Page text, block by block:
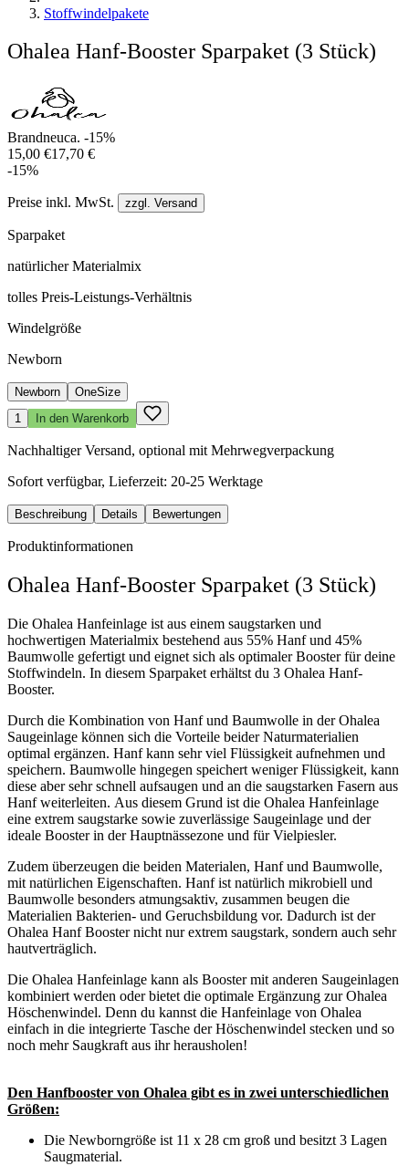
Stoffwindelpakete
Ohalea Hanf-Booster Sparpaket (3 Stück)
Brandneuca. -15%
15,00 €17,70 €
-15%
Preise inkl. MwSt. zzgl. Versand
Sparpaket
natürlicher Materialmix
tolles Preis-Leistungs-Verhältnis
Windelgröße
Newborn
Newborn
OneSize
1
In den Warenkorb
Nachhaltiger Versand, optional mit Mehrwegverpackung
Sofort verfügbar, Lieferzeit: 20-25 Werktage
Beschreibung Details Bewertungen
Produktinformationen
Ohalea Hanf-Booster Sparpaket (3 Stück)
Die Ohalea Hanfeinlage ist aus einem saugstarken und
hochwertigen Materialmix bestehend aus 55% Hanf und 45%
Baumwolle gefertigt und eignet sich als optimaler Booster für deine
Stoffwindeln. In diesem Sparpaket erhältst du 3 Ohalea Hanf-
Booster.
Durch die Kombination von Hanf und Baumwolle in der Ohalea
Saugeinlage können sich die Vorteile beider Naturmaterialien
optimal ergänzen. Hanf kann sehr viel Flüssigkeit aufnehmen und
speichern. Baumwolle hingegen speichert weniger Flüssigkeit, kann
diese aber sehr schnell aufsaugen und an die saugstarken Fasern aus
Hanf weiterleiten. Aus diesem Grund ist die Ohalea Hanfeinlage
eine extrem saugstarke sowie zuverlässige Saugeinlage und der
ideale Booster in der Hauptnässezone und für Vielpiesler.
Zudem überzeugen die beiden Materialen, Hanf und Baumwolle,
mit natürlichen Eigenschaften. Hanf ist natürlich mikrobiell und
Baumwolle besonders atmungsaktiv, zusammen beugen die
Materialien Bakterien- und Geruchsbildung vor. Dadurch ist der
Ohalea Hanf Booster nicht nur extrem saugstark, sondern auch sehr
hautverträglich.
Die Ohalea Hanfeinlage kann als Booster mit anderen Saugeinlagen
kombiniert werden oder bietet die optimale Ergänzung zur Ohalea
Höschenwindel. Denn du kannst die Hanfeinlage von Ohalea
einfach in die integrierte Tasche der Höschenwindel stecken und so
noch mehr Saugkraft aus ihr herausholen!
Den Hanfbooster von Ohalea gibt es in zwei unterschiedlichen
Größen:
Die Newborngröße ist 11 x 28 cm groß und besitzt 3 Lagen
Saugmaterial.